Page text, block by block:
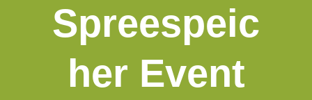
Spreespeic
her Event